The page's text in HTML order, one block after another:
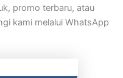
promo terbaru, atau
kami melalui WhatsApp